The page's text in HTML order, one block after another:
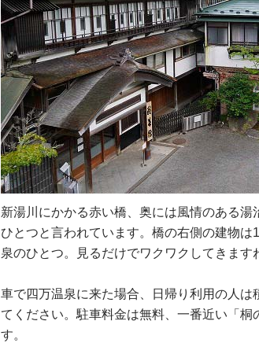
新湯川にかかる赤い橋、奥には風情のある
ひとつと言われています。橋の右側の建物
泉のひとつ。見るだけでワクワクしてきます
車で四万温泉に来た場合、日帰り利用の人
てください。駐車料金は無料、一番近い「
す。